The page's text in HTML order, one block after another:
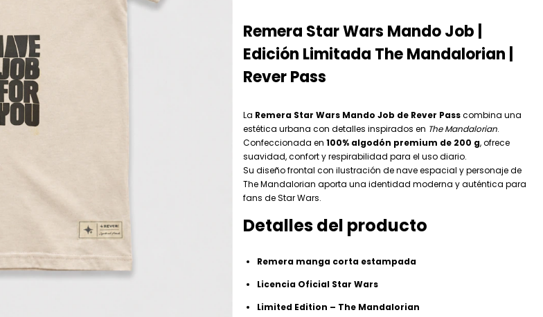
Remera Star Wars Mando Job |
Edición Limitada The Mandalorian |
Rever Pass
La Remera Star Wars Mando Job de Rever Passcombina una
estética urbana con detalles inspirados en The Mandalorian.
Confeccionada en 100% algodón premium de 200 g, ofrece
suavidad, confort y respirabilidad para el uso diario.
Su diseño frontal con ilustración de nave espacial y personaje de
The Mandalorian aporta una identidad moderna y auténtica para
fans de Star Wars.
Detalles del producto
Remera manga corta estampada
Licencia Oficial Star Wars
Limited Edition – The Mandalorian